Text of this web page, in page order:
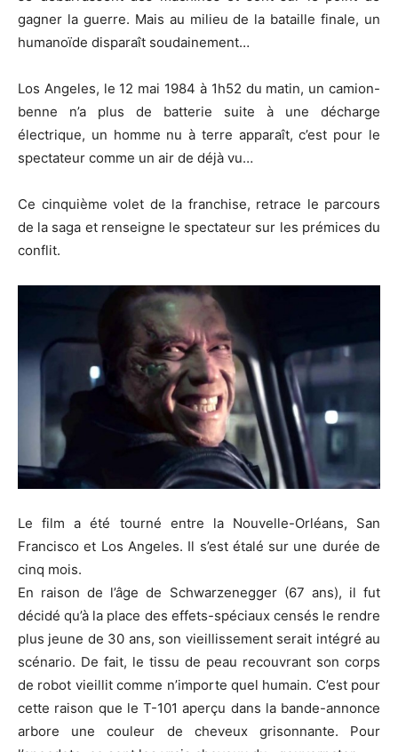
gagner la guerre. Mais au milieu de la bataille finale, un
humanoïde disparaît soudainement…
Los Angeles, le 12 mai 1984 à 1h52 du matin, un camion-
benne n’a plus de batterie suite à une décharge
électrique, un homme nu à terre apparaît, c’est pour le
spectateur comme un air de déjà vu…
Ce cinquième volet de la franchise, retrace le parcours
de la saga et renseigne le spectateur sur les prémices du
conflit.
Le film a été tourné entre la Nouvelle-Orléans, San
Francisco et Los Angeles. Il s’est étalé sur une durée de
cinq mois.
En raison de l’âge de Schwarzenegger (67 ans), il fut
décidé qu’à la place des effets-spéciaux censés le rendre
plus jeune de 30 ans, son vieillissement serait intégré au
scénario. De fait, le tissu de peau recouvrant son corps
de robot vieillit comme n’importe quel humain. C’est pour
cette raison que le T-101 aperçu dans la bande-annonce
arbore une couleur de cheveux grisonnante. Pour